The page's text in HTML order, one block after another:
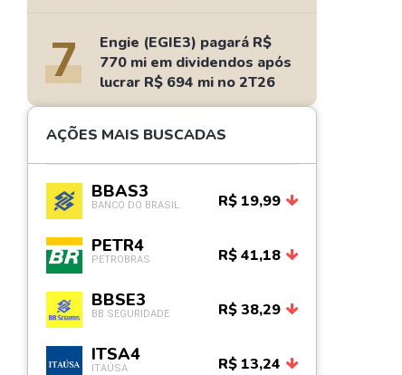
7
Engie (EGIE3) pagará R$
770 mi em dividendos após
lucrar R$ 694 mi no 2T26
AÇÕES MAIS BUSCADAS
BBAS3
BANCO DO BRASIL R$ 19,99
PETR4
PETROBRAS R$ 41,18
BBSE3
BB SEGURIDADE R$ 38,29
ITSA4
ITAÚSA R$ 13,24